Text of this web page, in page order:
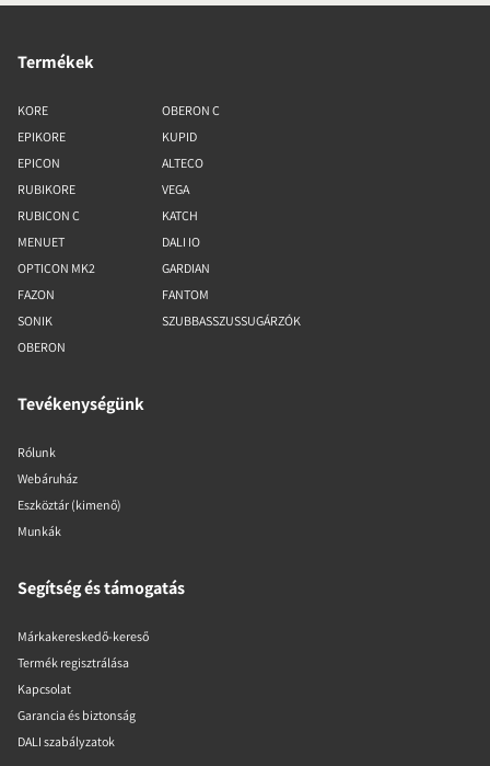
Termékek
KORE
EPIKORE
EPICON
RUBIKORE
RUBICON C
MENUET
OPTICON MK2
FAZON
SONIK
OBERON
OBERON C
KUPID
ALTECO
VEGA
KATCH
DALI IO
GARDIAN
FANTOM
SZUBBASSZUSSUGÁRZÓK
Tevékenységünk
Rólunk
Webáruház
Eszköztár (kimenő)
Munkák
Segítség és támogatás
Márkakereskedő-kereső
Termék regisztrálása
Kapcsolat
Garancia és biztonság
DALI szabályzatok